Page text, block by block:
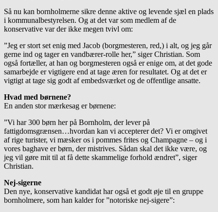
Så nu kan bornholmerne sikre denne aktive og levende sjæl en plads
i kommunalbestyrelsen. Og at det var som medlem af de
konservative var der ikke megen tvivl om:
”Jeg er stort set enig med Jacob (borgmesteren, red,) i alt, og jeg går
gerne ind og tager en vandbærer-rolle her,” siger Christian. Som
også fortæller, at han og borgmesteren også er enige om, at det gode
samarbejde er vigtigere end at tage æren for resultatet. Og at det er
vigtigt at tage sig godt af embedsværket og de offentlige ansatte.
Hvad med børnene?
En anden stor mærkesag er børnene:
”Vi har 300 børn her på Bornholm, der lever på
fattigdomsgrænsen…hvordan kan vi accepterer det? Vi er omgivet
af rige turister, vi mæsker os i pommes frites og Champagne – og i
vores baghave er børn, der mistrives. Sådan skal det ikke være, og
jeg vil gøre mit til at få dette skammelige forhold ændret”, siger
Christian.
Nej-sigerne
Den nye, konservative kandidat har også et godt øje til en gruppe
bornholmere, som han kalder for ”notoriske nej-sigere”: